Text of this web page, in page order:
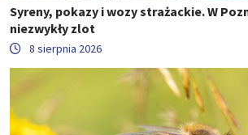
Syreny, pokazy i wozy strażackie. W
niezwykły zlot
8 sierpnia 2026